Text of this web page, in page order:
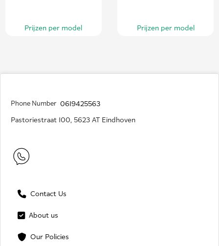
Prijzen per model Prijzen per model
Phone Number 0619425563
Pastoriestraat 100, 5623 AT Eindhoven
Contact Us
About us
Our Policies